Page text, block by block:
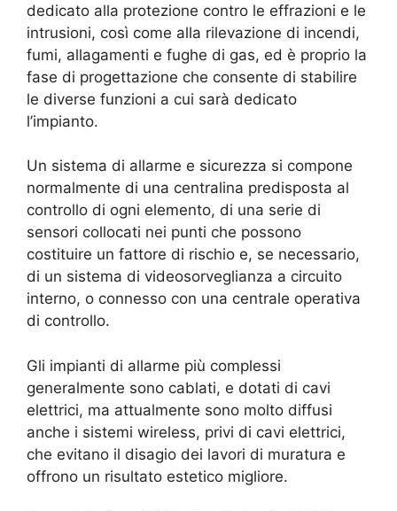
dedicato alla protezione contro le effrazioni e le
intrusioni, così come alla rilevazione di incendi,
fumi, allagamenti e fughe di gas, ed è proprio la
fase di progettazione che consente di stabilire
le diverse funzioni a cui sarà dedicato
l’impianto.
Un sistema di allarme e sicurezza si compone
normalmente di una centralina predisposta al
controllo di ogni elemento, di una serie di
sensori collocati nei punti che possono
costituire un fattore di rischio e, se necessario,
di un sistema di videosorveglianza a circuito
interno, o connesso con una centrale operativa
di controllo.
Gli impianti di allarme più complessi
generalmente sono cablati, e dotati di cavi
elettrici, ma attualmente sono molto diffusi
anche i sistemi wireless, privi di cavi elettrici,
che evitano il disagio dei lavori di muratura e
offrono un risultato estetico migliore.